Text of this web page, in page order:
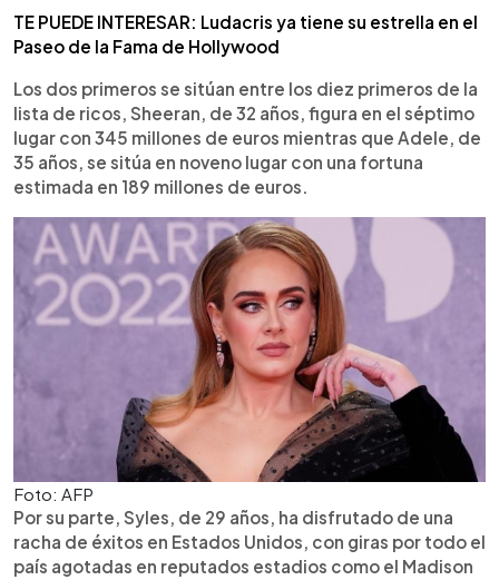
TE PUEDE INTERESAR: Ludacris ya tiene su estrella en el
Paseo de la Fama de Hollywood
Los dos primeros se sitúan entre los diez primeros de la
lista de ricos, Sheeran, de 32 años, figura en el séptimo
lugar con 345 millones de euros mientras que Adele, de
35 años, se sitúa en noveno lugar con una fortuna
estimada en 189 millones de euros.
Foto: AFP
Por su parte, Syles, de 29 años, ha disfrutado de una
racha de éxitos en Estados Unidos, con giras por todo el
país agotadas en reputados estadios como el Madison